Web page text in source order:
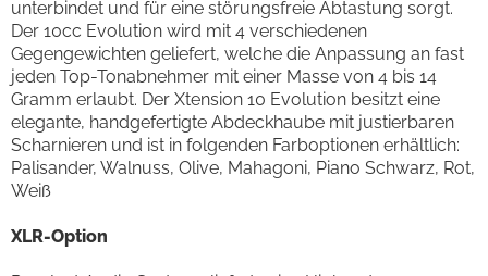
unterbindet und für eine störungsfreie Abtastung sorgt.
Der 10cc Evolution wird mit 4 verschiedenen
Gegengewichten geliefert, welche die Anpassung an fast
jeden Top-Tonabnehmer mit einer Masse von 4 bis 14
Gramm erlaubt. Der Xtension 10 Evolution besitzt eine
elegante, handgefertigte Abdeckhaube mit justierbaren
Scharnieren und ist in folgenden Farboptionen erhältlich:
Palisander, Walnuss, Olive, Mahagoni, Piano Schwarz, Rot,
Weiß
XLR-Option